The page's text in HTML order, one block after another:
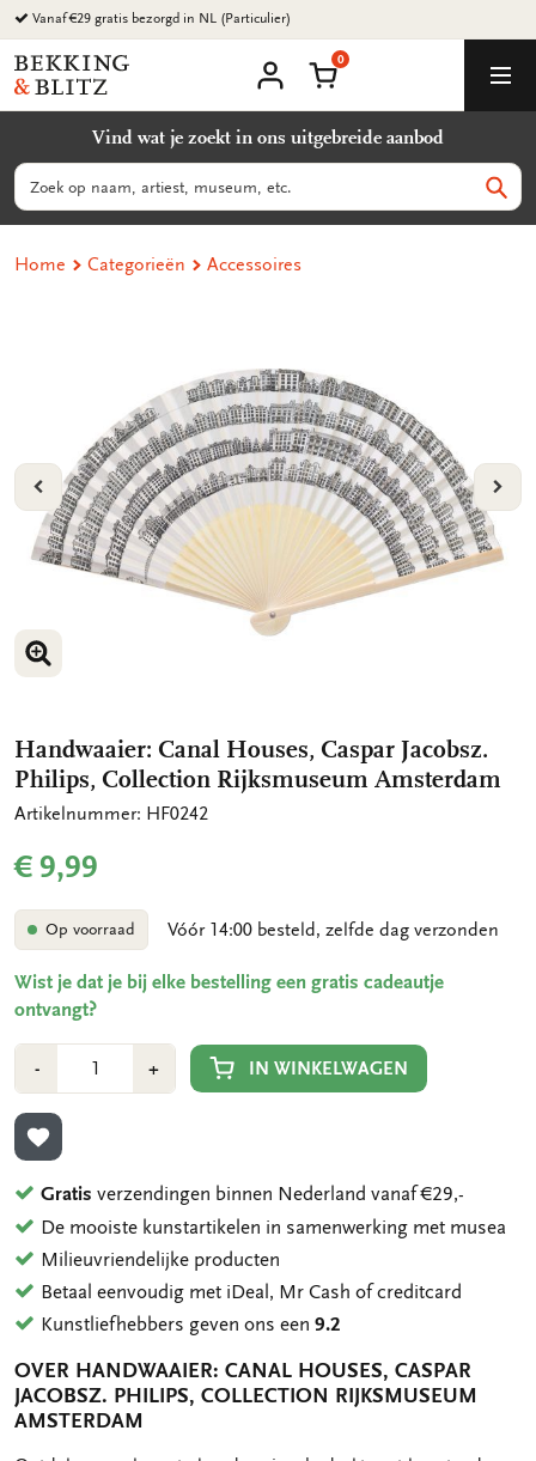
Ga
naar
content
Vanaf €29 gratis bezorgd in NL (Particulier)
Bekking
&
B.V.
account
Winkelmand
0
Vind wat je zoekt in ons uitgebreide aanbod
Zoeken
Home Categorieën Accessoires
VORIGE
VERGROOT AFBEELDING
VERGROOT AFBEELDING
Handwaaier: Canal Houses, Caspar Jacobsz.
Philips, Collection Rijksmuseum Amsterdam
Artikelnummer: HF0242
€ 9,99
Op voorraad Vóór 14:00 besteld, zelfde dag verzonden
Wist je dat je bij elke bestelling een gratis cadeautje
ontvangt?
-Min
1
+Plus
1
IN WINKELWAGEN
TOEVOEGEN AAN VERLANGLIJST
Gratis verzendingen binnen Nederland vanaf €29,-
De mooiste kunstartikelen in samenwerking met musea
Milieuvriendelijke producten
Betaal eenvoudig met iDeal, Mr Cash of creditcard
Kunstliefhebbers geven ons een9.2
OVER HANDWAAIER: CANAL HOUSES, CASPAR
JACOBSZ. PHILIPS, COLLECTION RIJKSMUSEUM
AMSTERDAM